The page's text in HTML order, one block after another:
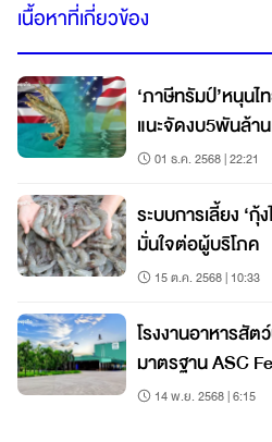
เนื้อหาที่เกี่ยวข้อง
‘ภาษีทรัมป์’หนุนไ
แนะจัดงบ5พันล้า
01 ธ.ค. 2568 | 22:21
ระบบการเลี้ยง ‘
มั่นใจต่อผู้บริโภค
15 ต.ค. 2568 | 10:33
โรงงานอาหารสั
มาตรฐาน ASC
สามารถกุ้งไทย
14 พ.ย. 2568 | 6:15